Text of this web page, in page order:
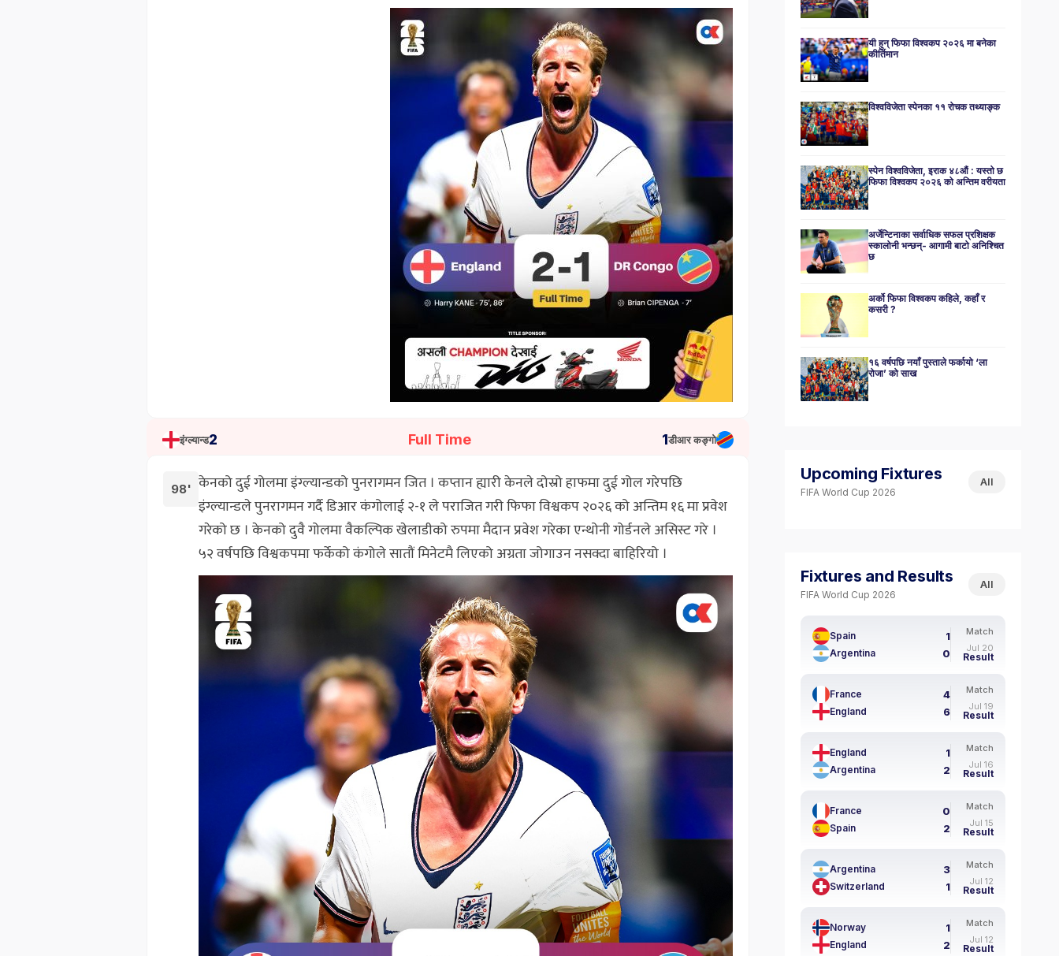
इंग्ल्यान्ड2 Full Time डीआर कङ्गो
1
98' केनको दुई गोलमा इंग्ल्यान्डको पुनरागमन जित । कप्तान ह्यारी केनले दोस्रो हाफमा दुई गोल गरेपछि
इंग्ल्यान्डले पुनरागमन गर्दै डिआर कंगोलाई २-१ ले पराजित गरी फिफा विश्वकप २०२६ को अन्तिम १६ मा प्रवेश
गरेको छ । केनको दुवै गोलमा वैकल्पिक खेलाडीको रुपमा मैदान प्रवेश गरेका एन्थोनी गोर्डनले असिस्ट गरे ।
५२ वर्षपछि विश्वकपमा फर्केको कंगोले सातौं मिनेटमै लिएको अग्रता जोगाउन नसक्दा बाहिरियो ।
यी हुन् फिफा विश्वकप २०२६ मा बनेका
कीर्तिमान
विश्वविजेता स्पेनका ११ रोचक तथ्याङ्क
स्पेन विश्वविजेता, इराक ४८औं : यस्तो छ
फिफा विश्वकप २०२६ को अन्तिम वरीयता
अर्जेन्टिनाका सर्वाधिक सफल प्रशिक्षक
स्कालोनी भन्छन्- आगामी बाटो अनिश्चित
छ
अर्को फिफा विश्वकप कहिले, कहाँ र
कसरी ?
१६ वर्षपछि नयाँ पुस्ताले फर्कायो ‘ला
रोजा’ को साख
Upcoming Fixtures
FIFA World Cup 2026
All
Fixtures and Results
FIFA World Cup 2026
All
Spain 1
Argentina 0
Match
Jul 20
Result
France 4
England 6
Match
Jul 19
Result
England 1
Argentina 2
Match
Jul 16
Result
France 0
Spain 2
Match
Jul 15
Result
Argentina 3
Switzerland 1
Match
Jul 12
Result
Norway 1
England 2
Match
Jul 12
Result